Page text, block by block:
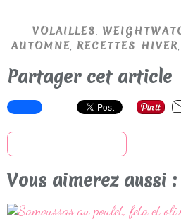
VOLAILLES,
AUTOMNE, RECETTES HIVER,
Partager cet article
Vous aimerez aussi :